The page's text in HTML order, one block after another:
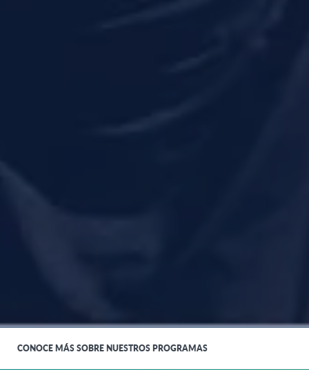
CONOCE MÁS SOBRE NUESTROS PROGRAMAS